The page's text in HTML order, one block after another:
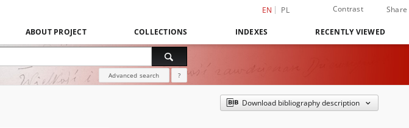
EN PL Contrast Share
ABOUT PROJECT COLLECTIONS INDEXES RECENTLY VIEWED
Advanced search ?
Download bibliography description